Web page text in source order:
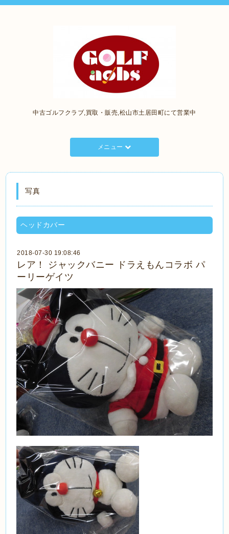
中古ゴルフクラブ,買取・販売,松山市土居田町にて営業中
メニュー
写真
ヘッドカバー
2018-07-30 19:08:46
レア！ ジャックバニー ドラえもんコラボ パ
ーリーゲイツ